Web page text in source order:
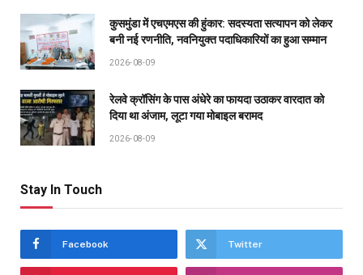
कुसमुंडा में एचएमएस की हुंकार: सदस्यता सत्यापन को लेकर
बनी नई रणनीति, नवनियुक्त पदाधिकारियों का हुआ सम्मान
2026-08-09
रेलवे क्रॉसिंग के पास अंधेरे का फायदा उठाकर वारदात को
दिया था अंजाम, लूटा गया मोबाइल बरामद
2026-08-09
Stay In Touch
Facebook Twitter